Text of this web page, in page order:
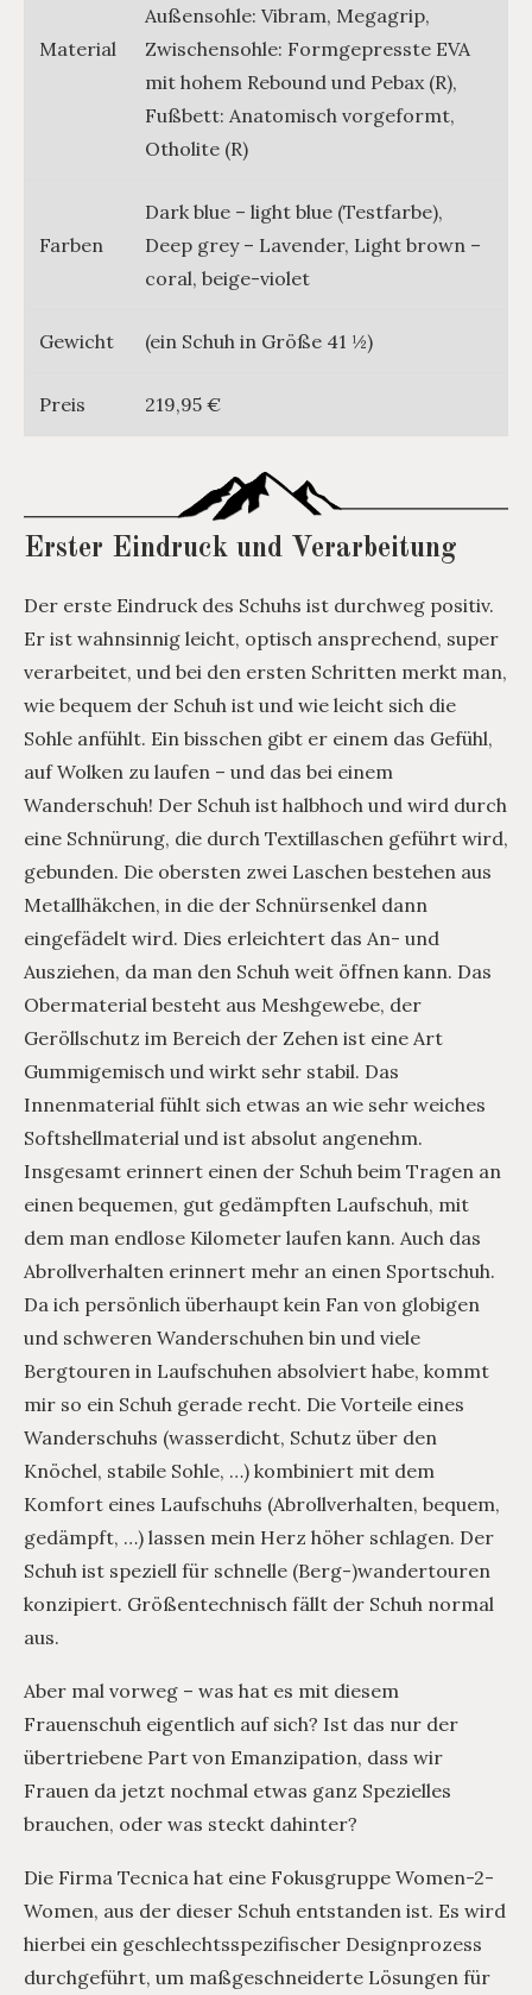
Material
Außensohle: Vibram, Megagrip,
Zwischensohle: Formgepresste EVA
mit hohem Rebound und Pebax (R),
Fußbett: Anatomisch vorgeformt,
Otholite (R)
Farben
Dark blue – light blue (Testfarbe),
Deep grey – Lavender, Light brown –
coral, beige-violet
Gewicht (ein Schuh in Größe 41 ½)
Preis 219,95 €
Erster Eindruck und Verarbeitung
Der erste Eindruck des Schuhs ist durchweg positiv.
Er ist wahnsinnig leicht, optisch ansprechend, super
verarbeitet, und bei den ersten Schritten merkt man,
wie bequem der Schuh ist und wie leicht sich die
Sohle anfühlt. Ein bisschen gibt er einem das Gefühl,
auf Wolken zu laufen – und das bei einem
Wanderschuh! Der Schuh ist halbhoch und wird durch
eine Schnürung, die durch Textillaschen geführt wird,
gebunden. Die obersten zwei Laschen bestehen aus
Metallhäkchen, in die der Schnürsenkel dann
eingefädelt wird. Dies erleichtert das An- und
Ausziehen, da man den Schuh weit öffnen kann. Das
Obermaterial besteht aus Meshgewebe, der
Geröllschutz im Bereich der Zehen ist eine Art
Gummigemisch und wirkt sehr stabil. Das
Innenmaterial fühlt sich etwas an wie sehr weiches
Softshellmaterial und ist absolut angenehm.
Insgesamt erinnert einen der Schuh beim Tragen an
einen bequemen, gut gedämpften Laufschuh, mit
dem man endlose Kilometer laufen kann. Auch das
Abrollverhalten erinnert mehr an einen Sportschuh.
Da ich persönlich überhaupt kein Fan von globigen
und schweren Wanderschuhen bin und viele
Bergtouren in Laufschuhen absolviert habe, kommt
mir so ein Schuh gerade recht. Die Vorteile eines
Wanderschuhs (wasserdicht, Schutz über den
Knöchel, stabile Sohle, …) kombiniert mit dem
Komfort eines Laufschuhs (Abrollverhalten, bequem,
gedämpft, …) lassen mein Herz höher schlagen. Der
Schuh ist speziell für schnelle (Berg-)wandertouren
konzipiert. Größentechnisch fällt der Schuh normal
aus.
Aber mal vorweg – was hat es mit diesem
Frauenschuh eigentlich auf sich? Ist das nur der
übertriebene Part von Emanzipation, dass wir
Frauen da jetzt nochmal etwas ganz Spezielles
brauchen, oder was steckt dahinter?
Die Firma Tecnica hat eine Fokusgruppe Women-2-
Women, aus der dieser Schuh entstanden ist. Es wird
hierbei ein geschlechtsspezifischer Designprozess
durchgeführt, um maßgeschneiderte Lösungen für